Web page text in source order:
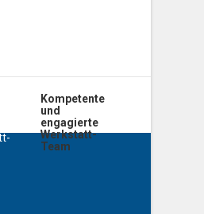
Kompetente
und
engagierte
Werkstatt-
Team